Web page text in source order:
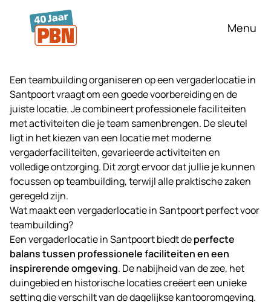
Ga naar hoofdinhoud
Menu
Een teambuilding organiseren op eenvergaderlocatiein
Santpoort vraagt om een goede voorbereiding en de
juiste locatie. Je combineert professionele faciliteiten
met activiteiten die je team samenbrengen. De sleutel
ligt in het kiezen van een locatie met moderne
vergaderfaciliteiten, gevarieerde activiteiten en
volledige ontzorging. Dit zorgt ervoor dat jullie je kunnen
focussen op teambuilding, terwijl alle praktische zaken
geregeld zijn.
Wat maakt een vergaderlocatie in Santpoort perfect voor
teambuilding?
Een vergaderlocatie in Santpoort biedt deperfecte
balans tussen professionele faciliteiten en een
inspirerende omgeving. De nabijheid van de zee, het
duingebied en historische locaties creëert een unieke
setting die verschilt van de dagelijkse kantooromgeving.